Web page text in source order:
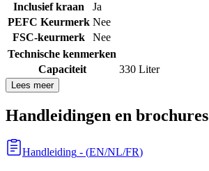
Inclusief kraan
Ja
PEFC Keurmerk Nee
FSC-keurmerk
Nee
Technische kenmerken
Capaciteit
330 Liter
Lees meer
Handleidingen en brochures
Handleiding - (EN/NL/FR)